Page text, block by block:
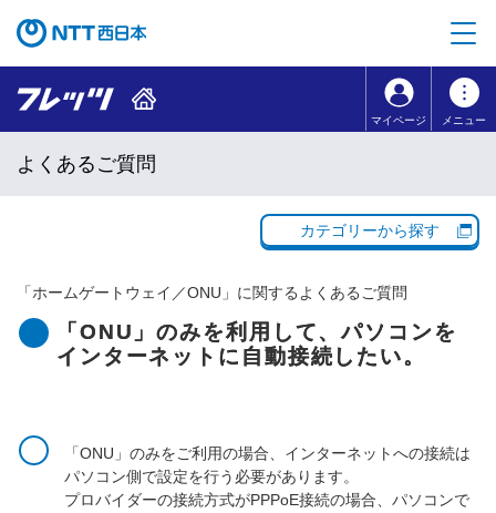
コンテンツのリンクナビゲーションへ移動
マイページ メニュー
よくあるご質問
カテゴリーから探す
「ホームゲートウェイ／ONU 」に関するよくあるご質問
「ONU」のみを利用して、パソコンを
インターネットに自動接続したい。
「ONU」のみをご利用の場合、インターネットへの接続は
パソコン側で設定を行う必要があります。
プロバイダーの接続方式がPPPoE接続の場合、パソコンで